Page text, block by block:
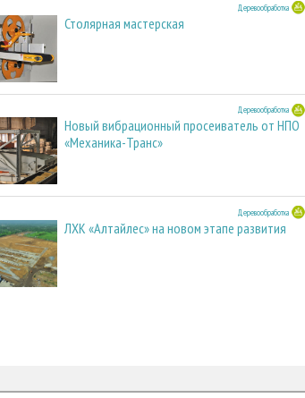
Деревообработка
Столярная мастерская
Деревообработка
Новый вибрационный просеиватель от НПО
«Механика-Транс»
Деревообработка
ЛХК «Алтайлес» на новом этапе развития